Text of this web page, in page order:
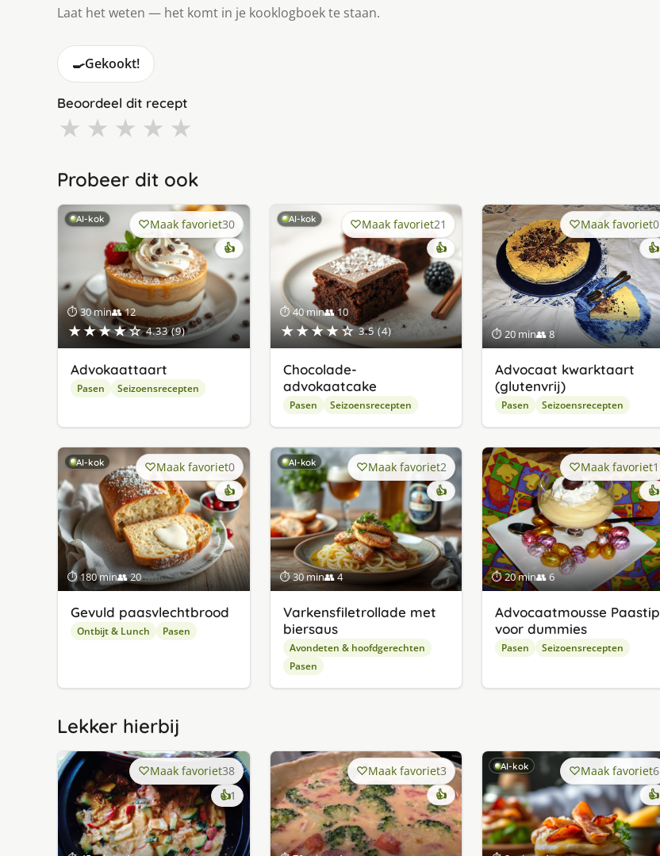
Laat het weten — het komt in je kooklogboek te staan.
🍳Gekookt!
Beoordeel dit recept
★ ★ ★ ★ ★
Probeer dit ook
AI-kok
⏱ 30 min👥 12
★★★★☆ 4.33 (9)
Maak favoriet30
👍
Advokaattaart
Pasen Seizoensrecepten
AI-kok
⏱ 40 min👥 10
★★★★☆ 3.5 (4)
Maak favoriet21
👍
Chocolade-
advokaatcake
Pasen Seizoensrecepten
⏱ 20 min👥 8
Maak favoriet0
👍
Advocaat kwarktaart
(glutenvrij)
Pasen Seizoensrecepten
AI-kok
⏱ 180 min👥 20
Maak favoriet0
👍
Gevuld paasvlechtbrood
Ontbijt & Lunch Pasen
AI-kok
⏱ 30 min👥 4
Maak favoriet2
👍
Varkensfiletrollade met
biersaus
Avondeten & hoofdgerechten
Pasen
⏱ 20 min👥 6
Maak favoriet1
👍
Advocaatmousse Paastip
voor dummies
Pasen Seizoensrecepten
Lekker hierbij
Maak favoriet38
👍1keer
lekker
gevonden
Maak favoriet3
👍
AI-kok Maak favoriet6
👍